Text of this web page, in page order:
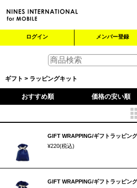
ログイン メンバー登録
ギフト > ラッピングキット
おすすめ順 価格の安い順
GIFT WRAPPING/ギフトラッピン
¥220(税込)
GIFT WRAPPING/ギフトラッピン